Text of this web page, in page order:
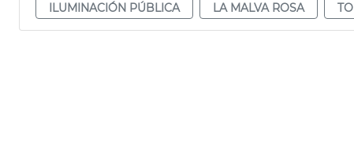
ILUMINACIÓN PÚBLICA
LA MALVA ROSA